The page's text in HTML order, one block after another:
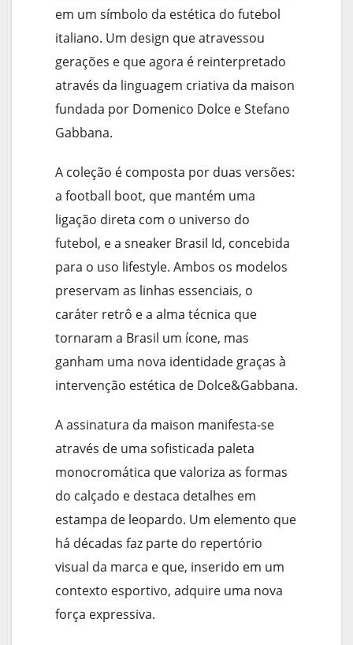
em um símbolo da estética do futebol
italiano. Um design que atravessou
gerações e que agora é reinterpretado
através da linguagem criativa da maison
fundada por Domenico Dolce e Stefano
Gabbana.
A coleção é composta por duas versões:
a football boot, que mantém uma
ligação direta com o universo do
futebol, e a sneaker Brasil Id, concebida
para o uso lifestyle. Ambos os modelos
preservam as linhas essenciais, o
caráter retrô e a alma técnica que
tornaram a Brasil um ícone, mas
ganham uma nova identidade graças à
intervenção estética de Dolce&Gabbana.
A assinatura da maison manifesta-se
através de uma sofisticada paleta
monocromática que valoriza as formas
do calçado e destaca detalhes em
estampa de leopardo. Um elemento que
há décadas faz parte do repertório
visual da marca e que, inserido em um
contexto esportivo, adquire uma nova
força expressiva.